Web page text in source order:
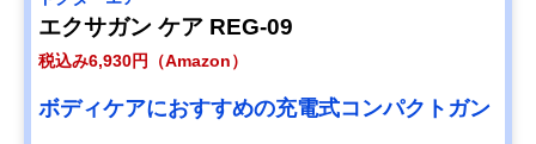
エクサガン ケア REG-09
税込み6,930円（Amazon）
ボディケアにおすすめの充電式コンパクトガン